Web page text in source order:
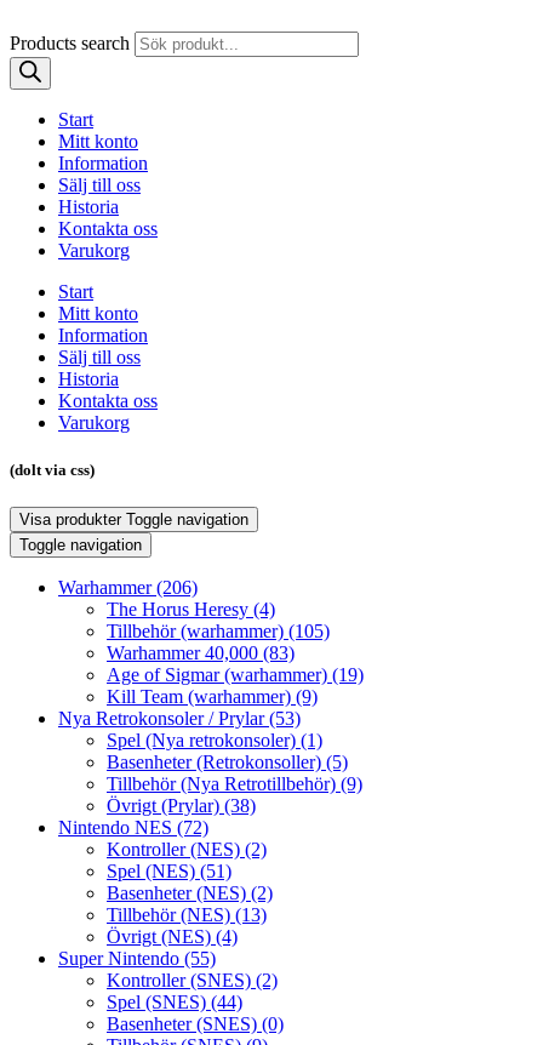
Products search
Start
Mitt konto
Information
Sälj till oss
Historia
Kontakta oss
Varukorg
Start
Mitt konto
Information
Sälj till oss
Historia
Kontakta oss
Varukorg
(dolt via css)
Visa produkter Toggle navigation
Toggle navigation
Warhammer(206)
The Horus Heresy (4)
Tillbehör (warhammer) (105)
Warhammer 40,000 (83)
Age of Sigmar (warhammer) (19)
Kill Team (warhammer) (9)
Nya Retrokonsoler / Prylar(53)
Spel (Nya retrokonsoler) (1)
Basenheter (Retrokonsoller) (5)
Tillbehör (Nya Retrotillbehör) (9)
Övrigt (Prylar) (38)
Nintendo NES (72)
Kontroller (NES) (2)
Spel (NES) (51)
Basenheter (NES) (2)
Tillbehör (NES) (13)
Övrigt (NES) (4)
Super Nintendo (55)
Kontroller (SNES) (2)
Spel (SNES) (44)
Basenheter (SNES) (0)